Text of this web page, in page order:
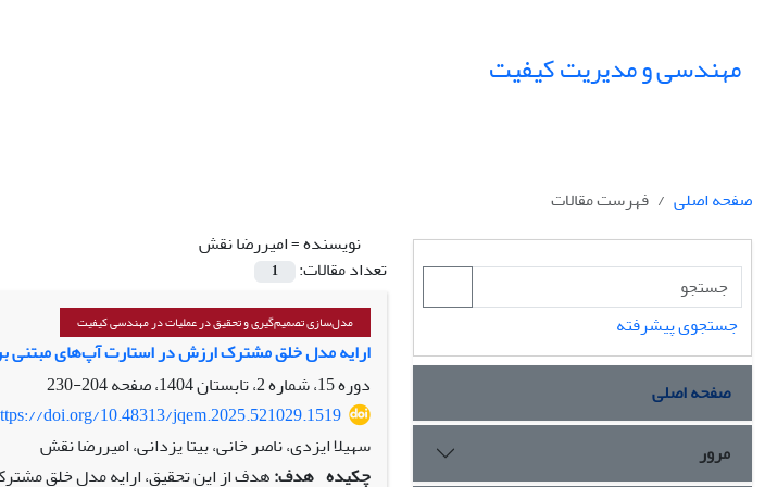
مهندسی و مدیریت کیفیت
صفحه اصلی
فهرست مقالات
نویسنده =امیررضا نقش
تعداد مقالات:
1
مدل‌سازی تصمیم‌گیری و تحقیق در عملیات در مهندسی کیفیت
ارایه مدل خلق مشترک ارزش در استارت آپ‌های مبتنی
دوره 15، شماره 2، تابستان 1404، صفحه
204-230
doi.org/10.48313/jqem.2025.521029.1519
سهیلا ایزدی، ناصر خانی، بیتا یزدانی، امیررضا نقش
چکیده هدف:هدف از این تحقیق، ارایه مدل خلق
جستجوی پیشرفته
صفحه اصلی
مرور